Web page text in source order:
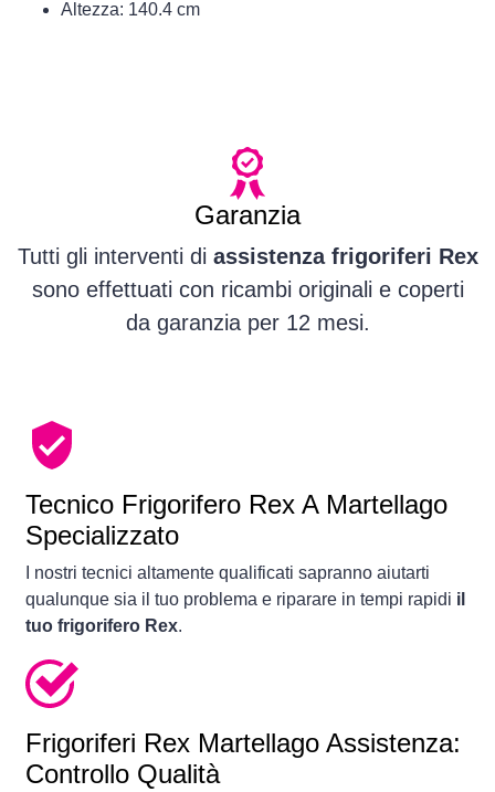
Altezza: 140.4 cm
Garanzia
Tutti gli interventi di assistenza frigoriferi Rex
sono effettuati con ricambi originali e coperti
da garanzia per 12 mesi.
Tecnico Frigorifero Rex A Martellago
Specializzato
I nostri tecnici altamente qualificati sapranno aiutarti
qualunque sia il tuo problema e riparare in tempi rapidi il
tuo frigorifero Rex.
Frigoriferi Rex Martellago Assistenza:
Controllo Qualità